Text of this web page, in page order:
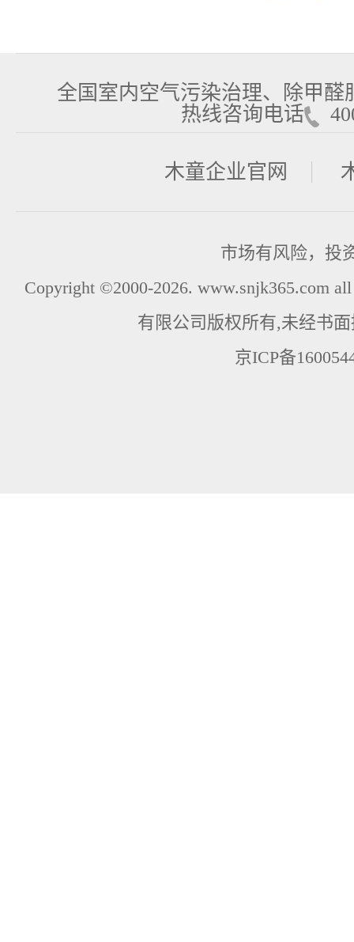
全国室内空气污染治理、除甲
热线咨询电话
木童企业官网
市场有风险，投
Copyright ©2000-2026. www.snjk365.com
有限公司版权所有,未经书
京ICP备